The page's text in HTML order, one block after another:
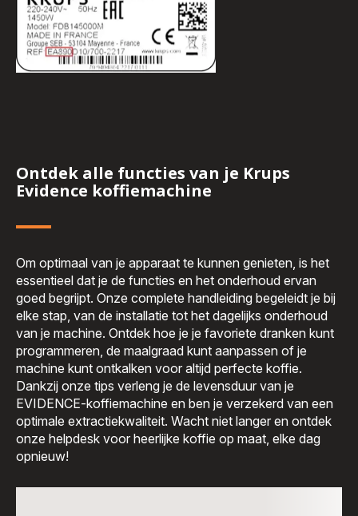
Ontdek alle functies van je Krups
Evidence koffiemachine
Om optimaal van je apparaat te kunnen genieten, is het
essentieel dat je de functies en het onderhoud ervan
goed begrijpt. Onze complete handleiding begeleidt je bij
elke stap, van de installatie tot het dagelijks onderhoud
van je machine. Ontdek hoe je je favoriete dranken kunt
programmeren, de maalgraad kunt aanpassen of je
machine kunt ontkalken voor altijd perfecte koffie.
Dankzij onze tips verleng je de levensduur van je
EVIDENCE-koffiemachine en ben je verzekerd van een
optimale extractiekwaliteit. Wacht niet langer en ontdek
onze helpdesk voor heerlijke koffie op maat, elke dag
opnieuw!